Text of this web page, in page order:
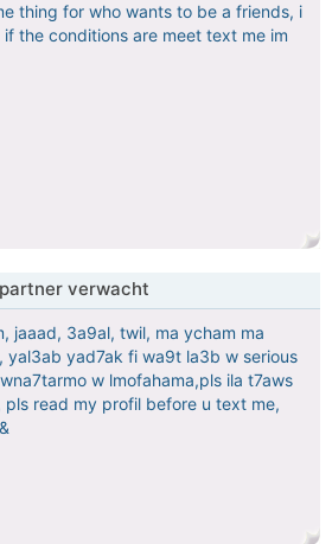
thing for who wants to be a friends, i
the conditions are meet text me im
verwacht
jaaad, 3a9al, twil, ma ycham ma
yad7ak fi wa9t la3b w serious
w lmofahama,pls ila t7aws
read my profil before u text me,